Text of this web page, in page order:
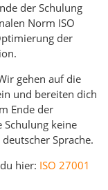
der Schulung
Norm ISO
der
gehen auf die
und bereiten dich
Ende der
keine
Sprache.
hier: ISO 27001